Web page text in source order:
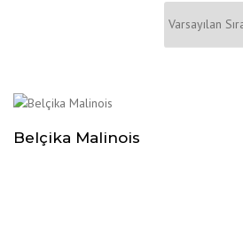
Belçika Malinois